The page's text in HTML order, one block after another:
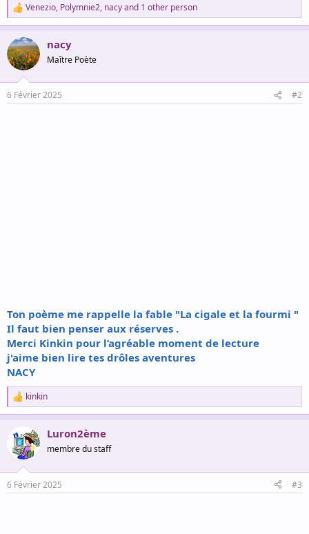
R
e
a
c
t
i
s
Venezio, Polymnie2, nacyand 1 other person
nacy
Maître Poète
6 Février 2025 #2
Ton poème me rappelle la fable "La cigale et la fourmi "
Il faut bien penser aux réserves .
Merci Kinkin pour l’agréable moment de lecture
j'aime bien lire tes drôles aventures
NACY
R
e
a
c
t
i
s
kinkin
Luron2ème
membre du staff
6 Février 2025 #3